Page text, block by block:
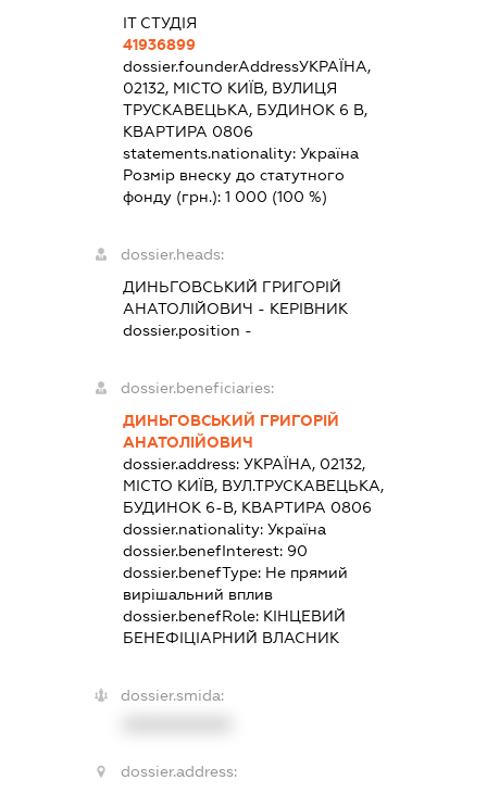
ІТ СТУДІЯ
41936899
dossier.founderAddressУКРАЇНА,
02132, МІСТО КИЇВ, ВУЛИЦЯ
ТРУСКАВЕЦЬКА, БУДИНОК 6 В,
КВАРТИРА 0806
statements.nationality: Україна
Розмір внеску до статутного
фонду (грн.): 1 000 (100 %)
dossier.heads:
ДИНЬГОВСЬКИЙ ГРИГОРІЙ
АНАТОЛІЙОВИЧ - КЕРІВНИК
dossier.position -
dossier.beneficiaries:
ДИНЬГОВСЬКИЙ ГРИГОРІЙ
АНАТОЛІЙОВИЧ
dossier.address: УКРАЇНА, 02132,
МІСТО КИЇВ, ВУЛ.ТРУСКАВЕЦЬКА,
БУДИНОК 6-В, КВАРТИРА 0806
dossier.nationality: Україна
dossier.benefInterest: 90
dossier.benefType: Не прямий
вирішальний вплив
dossier.benefRole: КІНЦЕВИЙ
БЕНЕФІЦІАРНИЙ ВЛАСНИК
dossier.smida:
dossier.address: